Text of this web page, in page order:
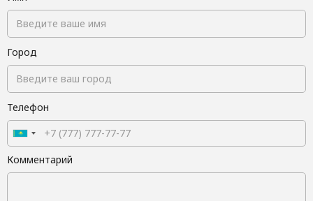
Город
Телефон
Комментарий